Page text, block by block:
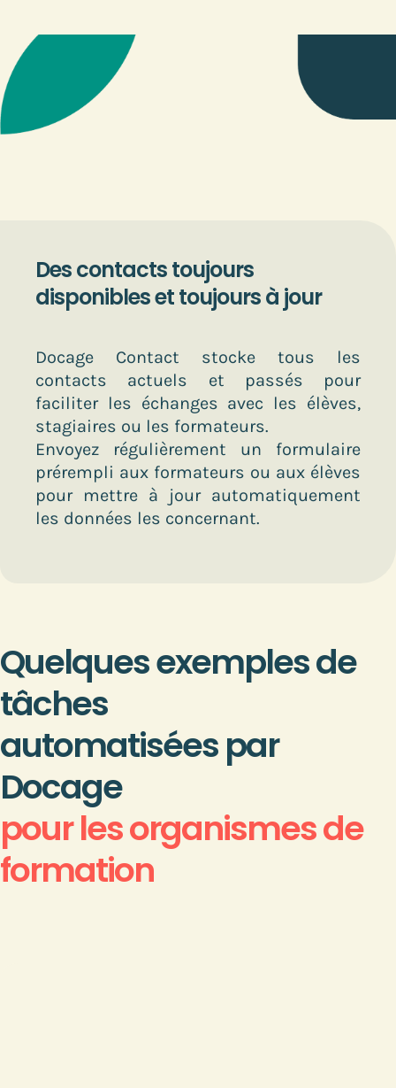
Des contacts toujours
disponibles et toujours à jour
Docage Contact stocke tous les
contacts actuels et passés pour
faciliter les échanges avec les élèves,
stagiaires ou les formateurs.
Envoyez régulièrement un formulaire
prérempli aux formateurs ou aux élèves
pour mettre à jour automatiquement
les données les concernant.
Quelques exemples de
tâches
automatisées par
Docage
pour les organismes de
formation